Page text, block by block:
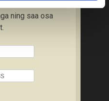
ning saa osa